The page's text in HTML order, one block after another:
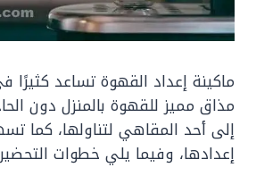
ماكينة إعداد القهوة تساعد
مذاق مميز للقهوة بالمنزل دون
إلى أحد المقاهي لتناولها، كما
إعدادها، وفيما يلي خطوات